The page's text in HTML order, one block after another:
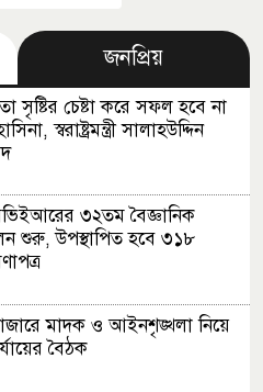
জনপ্রিয়
সৃষ্টির চেষ্টা করে সফল হবে না
স্বরাষ্ট্রমন্ত্রী সালাহউদ্দিন
৩২তম বৈজ্ঞানিক
শুরু, উপস্থাপিত হবে ৩১৮
মাদক ও আইনশৃঙ্খলা নিয়ে
বৈঠক